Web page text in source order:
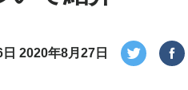
2020年8月27日